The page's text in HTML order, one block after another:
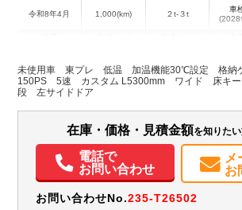
令和8年4月 1,000(km) ２t-３t
車
(2028
広島県
W:2,000
H:1,900
W:2,210
H:2,980
パワステ パワーウィンドウ
未使用車 東プレ 低温 加温機能30℃設定 格納
150PS 5速 カスタム L5300mm ワイド 床キー
段 左サイドドア
在庫・価格・見積金額を知りた
電話で
お問い合わせ
メ
お
お問い合わせNo.235-T26502